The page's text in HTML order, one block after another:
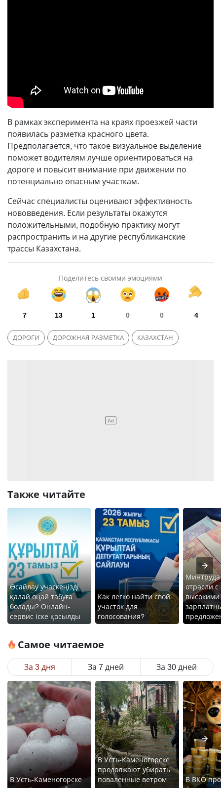
В рамках эксперимента на краях проезжей части
появилась разметка красного цвета.
Предполагается, что такое визуальное выделение
поможет водителям лучше ориентироваться на
дороге и повысит внимание при движении по
потенциально опасным участкам.
Сейчас специалисты оценивают эффективность
нововведения. Если результаты окажутся
положительными, подобную практику могут
распространить и на другие республиканские
трассы Казахстана.
Поделитесь своими эмоциями
7 13 1 0 0 4
ДОРОГИ ДОРОЖНАЯ РАЗМЕТКА КАЗАХСТАН
Также читайте
Өсайлау учаскеңізді
қалай оңай табуға
болады? Онлайн-
сервис іске қосылды
Как легко найти свой
участок для
голосования?
Минтруда
отрасли
высокими
Самое читаемое
За 3 дня
В Усть-Каменогорске
В Усть-Каменогорске
продолжают убирать
поваленные ветром
В ВКО
За 7 дней За 30 дней